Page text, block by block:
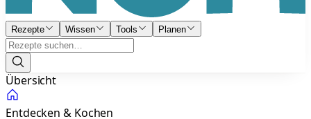
Rezepte Wissen Tools Planen
Übersicht
Entdecken & Kochen